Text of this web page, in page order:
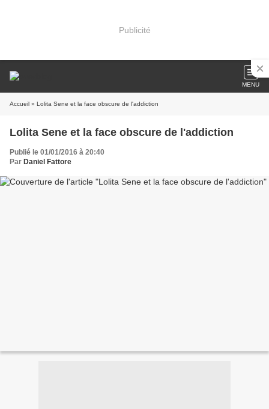
Publicité
MENU
Accueil » Lolita Sene et la face obscure de l'addiction
Lolita Sene et la face obscure de l'addiction
Publié le 01/01/2016 à 20:40
Par Daniel Fattore